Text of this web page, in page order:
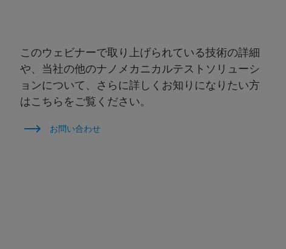
このウェビナーで取り上げられている技術の詳細
や、当社の他のナノメカニカルテストソリューシ
ョンについて、さらに詳しくお知りになりたい方
はこちらをご覧ください。
お問い合わせ